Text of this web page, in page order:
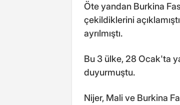
Öte yandan Burkina
çekildiklerini
ayrılmıştı.
Bu 3 ülke, 28 Ocak'ta
duyurmuştu.
Nijer, Mali ve Burkina